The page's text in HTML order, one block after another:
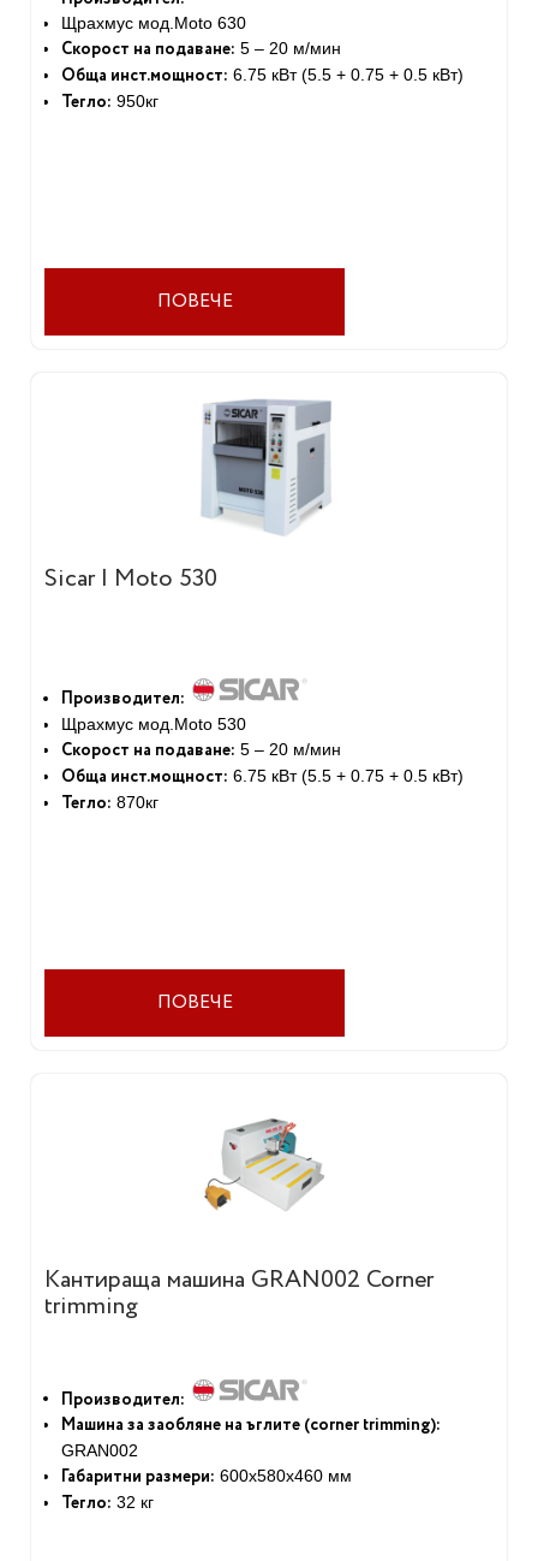
Щрахмус мод.Moto 630
Скорост на подаване: 5 – 20 м/мин
Обща инст.мощност: 6.75 кВт (5.5 + 0.75 + 0.5 кВт)
Тегло: 950кг
ПОВЕЧЕ
Sicar | Moto 530
Производител:
Щрахмус мод.Moto 530
Скорост на подаване: 5 – 20 м/мин
Обща инст.мощност: 6.75 кВт (5.5 + 0.75 + 0.5 кВт)
Тегло: 870кг
ПОВЕЧЕ
Кантираща машина GRAN002 Corner
trimming
Производител:
Машина за заобляне на ъглите (corner trimming):
GRAN002
Габаритни размери: 600х580х460 мм
Тегло: 32 кг